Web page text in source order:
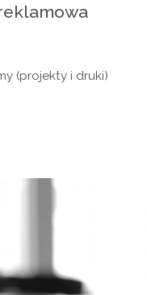
(projekty i druki)